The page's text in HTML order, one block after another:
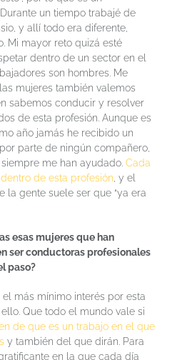
un tiempo trabajé de
y allí todo era diferente,
Mi mayor reto quizá esté
dentro de un sector en el
son hombres. Me
mujeres también valemos
sabemos conducir y resolver
de esta profesión. Aunque es
año jamás he recibido un
parte de ningún compañero,
me han ayudado. Cada
de esta profesión, y el
la gente suele ser que “ya era
esas mujeres que han
ser conductoras profesionales
paso?
el más mínimo interés por esta
Que todo el mundo vale si
de que es un trabajo en el que
y también del que dirán. Para
en la que cada día